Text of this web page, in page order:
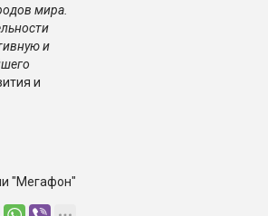
мира.
и
и
"Мегафон"